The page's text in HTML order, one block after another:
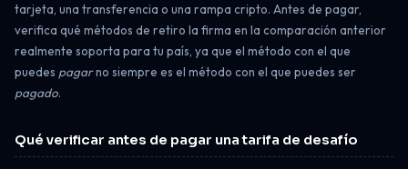
tarjeta, una transferencia o una rampa cripto. Antes de pagar,
verifica qué métodos de retiro la firma en la comparación anterior
realmente soporta para tu país, ya que el método con el que
puedes pagarno siempre es el método con el que puedes ser
pagado.
Qué verificar antes de pagar una tarifa de desafío